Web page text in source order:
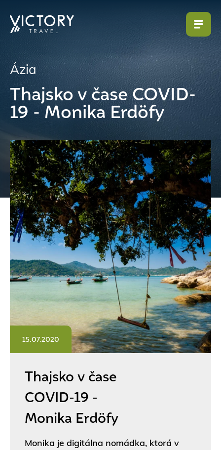
Ázia
Thajsko v čase COVID-
19 - Monika Erdöfy
Thajsko v čase
COVID-19 -
Monika Erdöfy
Monika je digitálna nomádka, ktorá v
15.07.2020